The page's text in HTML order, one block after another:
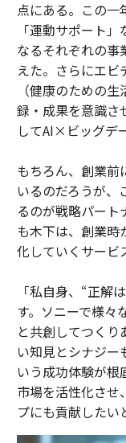
点にある。この一
「運動サポート
なるそれぞれの事
えた。さらにエビ
（健康のための
録・成果を意識さ
してAI×ビッグデ
もちろん、創業前
いるのだろうが、
るのが戦略パー
も木下は、創業時
化していくサービ
「私自身、“正解
す。ソニーで様々
と共創してつく
い知見とシナジー
いう成功体験が根
市場を活性化させ
プにも貢献したい